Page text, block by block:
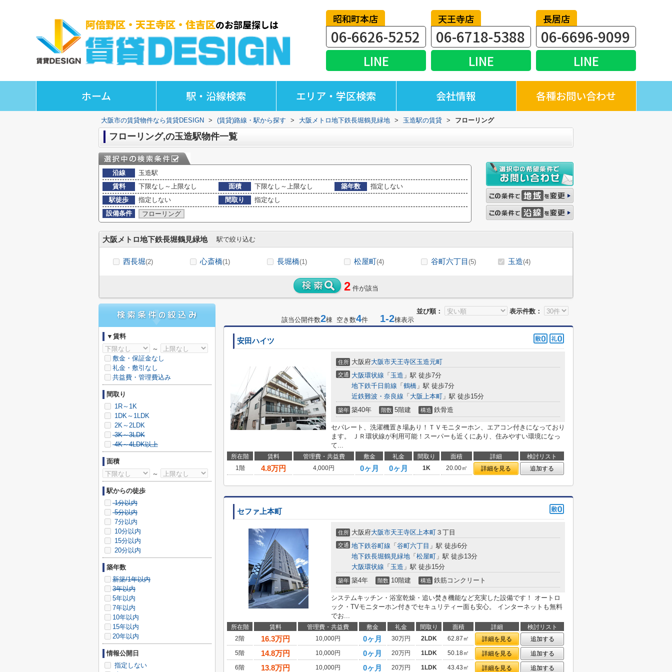
昭和町本店
06-6626-5252
LINE
天王寺店
06-6718-5388
LINE
長居店
06-6696-9099
LINE
ホーム 駅・沿線検索 エリア・学区検索 会社情報 各種お問い合わせ
大阪市の賃貸物件なら賃貸DESIGN > (賃貸)路線・駅から探す > 大阪メトロ地下鉄長堀鶴見緑地 > 玉造駅の賃貸 > フローリング
フローリング,の玉造駅物件一覧
沿線
玉造駅
賃料
下限なし～上限なし 面積 下限なし～上限なし 築年数
指定しない
駅徒歩
指定しない 間取り
指定なし
設備条件
フローリング
大阪メトロ地下鉄長堀鶴見緑地 駅で絞り込む
西長堀(2) 心斎橋(1) 長堀橋(1) 松屋町(4) 谷町六丁目 (5) 玉造(4)
2 件が該当
並び順：
表示件数：
該当公開件数2棟 空き数4件 1-2棟表示
安田ハイツ
住所 大阪府大阪市天王寺区玉造元町
交通 大阪環状線 「 玉造 」駅 徒歩7分
地下鉄千日前線 「 鶴橋 」駅 徒歩7分
近鉄難波・奈良線 「 大阪上本町 」駅 徒歩15分
築年 築40年 階数 5階建 構造 鉄骨造
セパレート、洗濯機置き場あり！ＴＶモニターホン、エアコン付きになっており
ます。 ＪＲ環状線が利用可能！スーパーも近くにあり、住みやすい環境になっ
て...
所在階 賃料 管理費・共益費 敷金 礼金 間取り 面積 詳細
検討リスト
1階
4.8万円 4,000円 0ヶ月 0ヶ月 1K 20.00㎡ 詳細を見る 追加する
セファ上本町
住所 大阪府大阪市天王寺区上本町 ３丁目
交通 地下鉄谷町線 「 谷町六丁目 」駅 徒歩6分
地下鉄長堀鶴見緑地 「 松屋町 」駅 徒歩13分
大阪環状線 「 玉造 」駅 徒歩15分
築年 築4年 階数 10階建 構造 鉄筋コンクリート
システムキッチン・浴室乾燥・追い焚き機能など充実した設備です！ オートロ
ック・TVモニターホン付きでセキュリティー面も安心。 インターネットも無料
でお...
所在階 賃料 管理費・共益費 敷金 礼金 間取り 面積 詳細
検討リスト
2階
16.3万円 10,000円 0ヶ月 30万円 2LDK 62.87㎡ 詳細を見る
追加する
5階
14.8万円 10,000円 0ヶ月 20万円 1LDK 50.18㎡ 詳細を見る
追加する
6階
13.8万円 10,000円 0ヶ月 20万円 1LDK 43.43㎡ 詳細を見る 追加する
▼賃料
～
敷金・保証金なし
礼金・敷引なし
共益費・管理費込み
間取り
1R～1K
1DK～1LDK
2K～2LDK
3K～3LDK
4K～4LDK以上
面積
～
駅からの徒歩
1分以内
5分以内
7分以内
10分以内
15分以内
20分以内
築年数
新築/1年以内
3年以内
5年以内
7年以内
10年以内
15年以内
20年以内
情報公開日
指定しない